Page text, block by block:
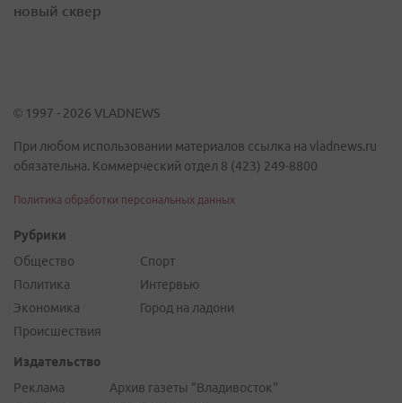
новый сквер
© 1997 - 2026 VLADNEWS
При любом использовании материалов ссылка на vladnews.ru
обязательна. Коммерческий отдел 8 (423) 249-8800
Политика обработки персональных данных
Рубрики
Общество
Политика
Экономика
Происшествия
Спорт
Интервью
Город на ладони
Издательство
Реклама
Архив газеты "Владивосток"